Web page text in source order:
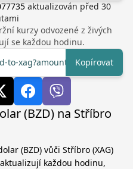
aktualizován před 30
kurzy odvozené z živých
se každou hodinu.
to-xag?amount=1Kopírovat
(BZD) na Stříbro
(BZD) vůči Stříbro (XAG)
každou hodinu,